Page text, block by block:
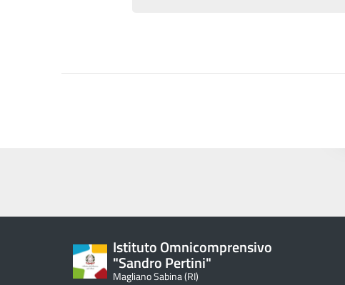
Istituto Omnicomprensivo
"Sandro Pertini"
Magliano Sabina (RI)